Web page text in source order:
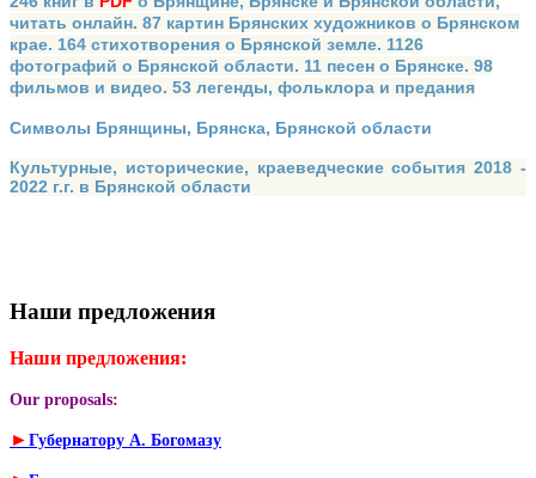
читать онлайн. 87 картин Брянских художников о Брянском
крае. 164 стихотворения о Брянской земле. 1126
фотографий о Брянской области. 11 песен о Брянске. 98
фильмов и видео. 53 легенды, фольклора и предания
Символы Брянщины, Брянска, Брянской области
Культурные, исторические, краеведческие события 2018 -
2022 г.г. в Брянской области
Наши предложения
Наши предложения:
Our proposals:
► Губернатору А. Богомазу